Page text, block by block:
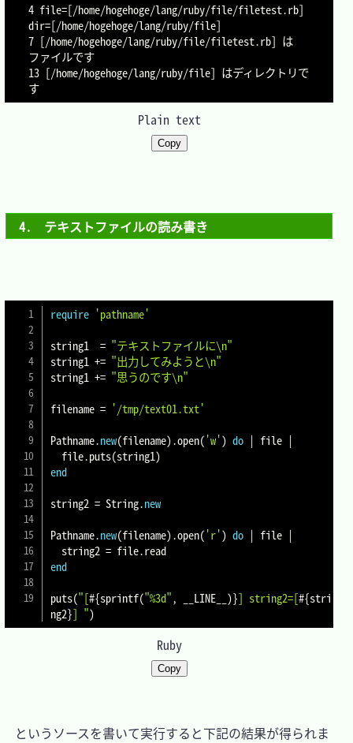
4 file=[/home/hogehoge/lang/ruby/file/filetest.rb]
dir=[/home/hogehoge/lang/ruby/file]
7 [/home/hogehoge/lang/ruby/file/filetest.rb] は
ファイルです
13 [/home/hogehoge/lang/ruby/file] はディレクトリで
Plain text
Copy
4.　テキストファイルの読み書き
require 'pathname'
string1 = "テキストファイルに\n"
string1 += "出力してみようと\n"
string1 += "思うのです\n"
filename = '/tmp/text01.txt'
Pathname.new(filename).open('w') do | file |
  file
.puts(string1)
end
string2 = String.new
Pathname.new(filename).open('r') do | file |
  string2
= file.
read
end
puts("[#{sprintf("%3d", __LINE__ )}] string2=[#{stri
ng2}] ")
Ruby
Copy
というソースを書いて実行すると下記の結果が得られま